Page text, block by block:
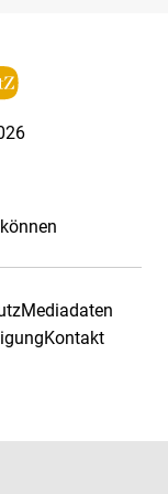
Mediadaten
Kontakt